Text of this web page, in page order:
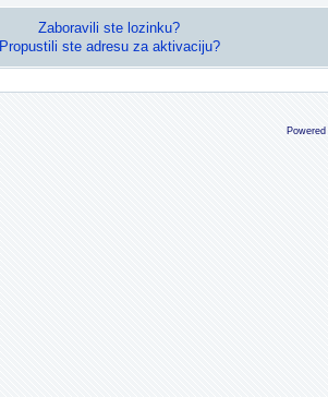
Zaboravili ste lozinku?
Propustili ste adresu za aktivaciju?